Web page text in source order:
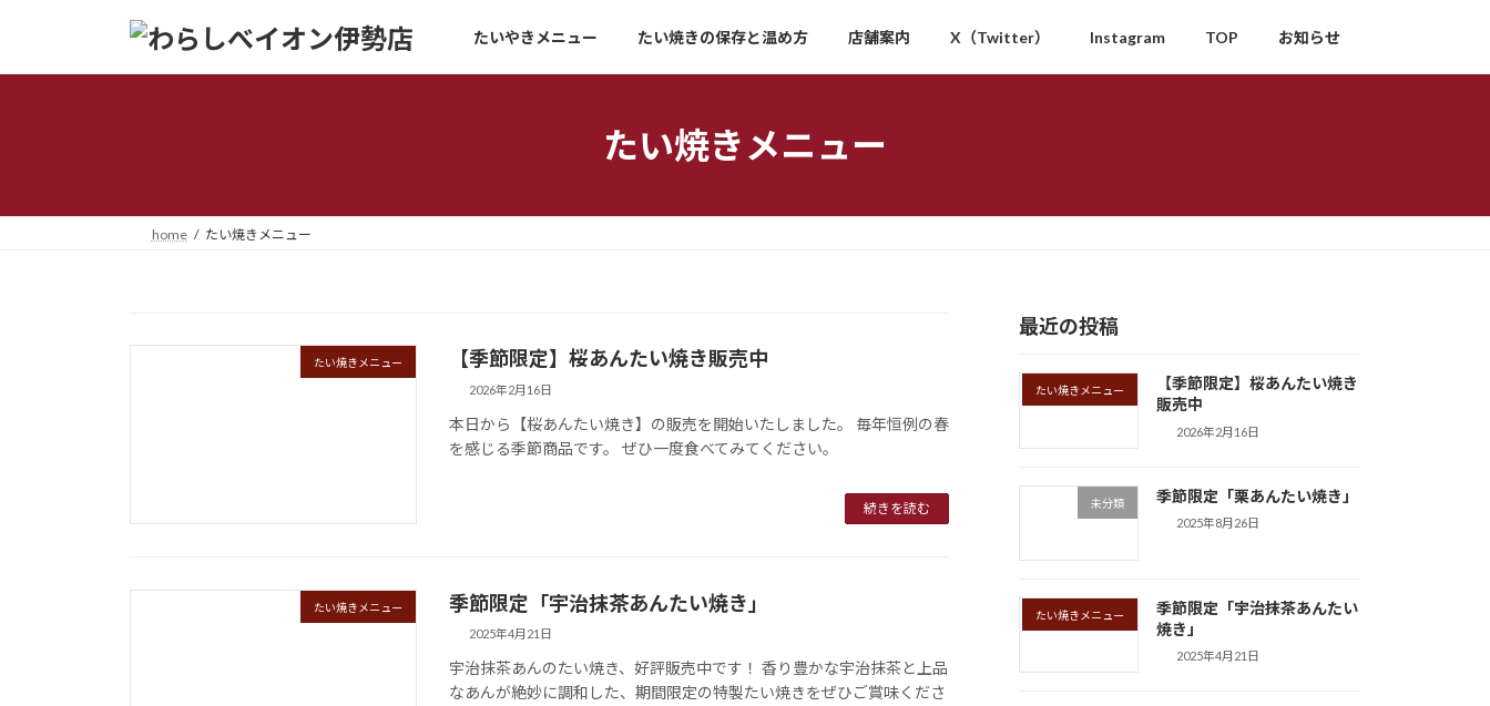
たいやきメニュー たい焼きの保存と温め方 店舗案内 X（Twitter） Instagram TOP お知らせ
たい焼きメニュー
home たい焼きメニュー
たい焼きメニュー 【季節限定】桜あんたい焼き販売中
2026年2月16日
本日から【桜あんたい焼き】の販売を開始いたしました。 毎年恒例の春
を感じる季節商品です。 ぜひ一度食べてみてください。
続きを読む
たい焼きメニュー 季節限定「宇治抹茶あんたい焼き」
2025年4月21日
宇治抹茶あんのたい焼き、好評販売中です！ 香り豊かな宇治抹茶と上品
なあんが絶妙に調和した、期間限定の特製たい焼きをぜひご賞味くださ
最近の投稿
たい焼きメニュー
【季節限定】桜あんたい焼き
販売中
2026年2月16日
未分類 季節限定「栗あんたい焼き」
2025年8月26日
たい焼きメニュー
季節限定「宇治抹茶あんたい
焼き」
2025年4月21日